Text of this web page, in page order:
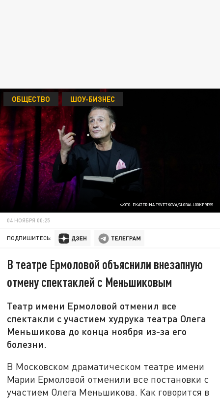
ФОТО: EKATERINA TSVETKOVA/GLOBALLOOKPRESS
ОБЩЕСТВО ШОУ-БИЗНЕС
04 НОЯБРЯ 00:25
ПОДПИШИТЕСЬ:
В театре Ермоловой объяснили внезапную
отмену спектаклей с Меньшиковым
Театр имени Ермоловой отменил все
спектакли с участием худрука театра Олега
Меньшикова до конца ноября из-за его
болезни.
В Московском драматическом театре имени
Марии Ермоловой отменили все постановки с
участием Олега Меньшикова. Как говорится в